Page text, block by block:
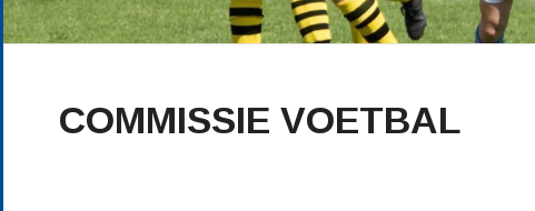
COMMISSIE VOETBAL